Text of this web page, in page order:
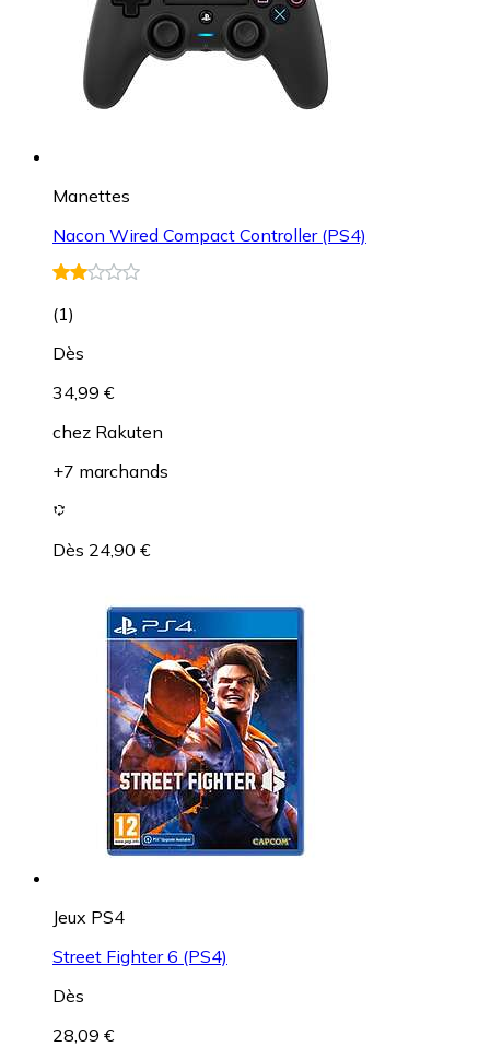
Manettes
Nacon Wired Compact Controller (PS4)
(1)
Dès
34,99 €
chez Rakuten
+7 marchands
Dès 24,90 €
Jeux PS4
Street Fighter 6 (PS4)
Dès
28,09 €